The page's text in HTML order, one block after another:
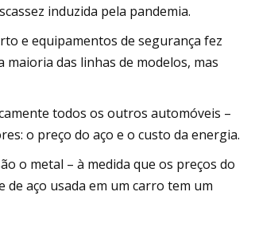
induzida pela pandemia.
e equipamentos de segurança fez
das linhas de modelos, mas
todos os outros automóveis –
o preço do aço e o custo da energia.
o metal – à medida que os preços do
aço usada em um carro tem um